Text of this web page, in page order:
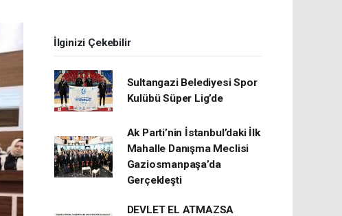
İlginizi Çekebilir
Sultangazi Belediyesi Spor
Kulübü Süper Lig’de
Ak Parti’nin İstanbul’daki İlk
Mahalle Danışma Meclisi
Gaziosmanpaşa’da
Gerçekleşti
DEVLET EL ATMAZSA